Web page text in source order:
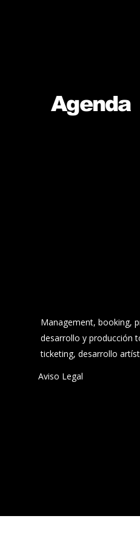
Agenda
Management, booking,
desarrollo y producción
ticketing, desarrollo
Aviso Legal